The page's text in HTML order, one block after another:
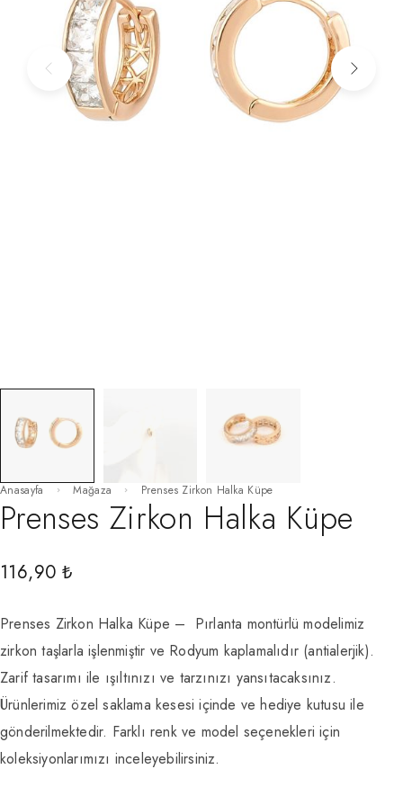
Anasayfa Mağaza Prenses Zirkon Halka Küpe
Prenses Zirkon Halka Küpe
116,90 ₺
Prenses Zirkon Halka Küpe – Pırlanta montürlü modelimiz
zirkon taşlarla işlenmiştir ve Rodyum kaplamalıdır (antialerjik).
Zarif tasarımı ile ışıltınızı ve tarzınızı yansıtacaksınız.
Ürünlerimiz özel saklama kesesi içinde ve hediye kutusu ile
gönderilmektedir. Farklı renk ve model seçenekleri için
koleksiyonlarımızı inceleyebilirsiniz.